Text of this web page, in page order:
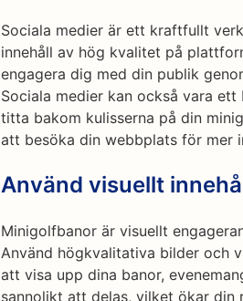
Sociala medier är ett kraftfullt
innehåll av hög kvalitet på
engagera dig med din publik
Sociala medier kan också vara
titta bakom kulisserna på din
att besöka din webbplats för mer
Använd visuellt
Minigolfbanor är visuellt
Använd högkvalitativa bilder och
att visa upp dina banor,
sannolikt att delas, vilket ökar